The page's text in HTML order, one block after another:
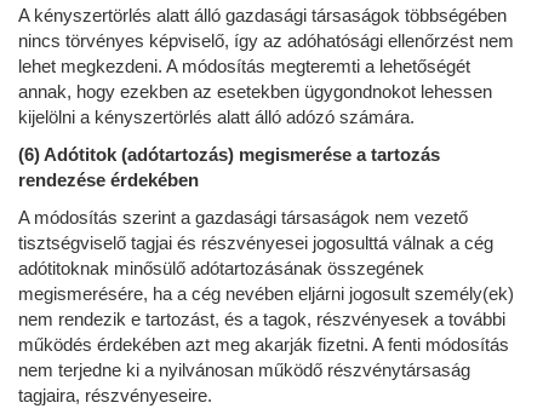
A kényszertörlés alatt álló gazdasági társaságok többségében
nincs törvényes képviselő, így az adóhatósági ellenőrzést nem
lehet megkezdeni. A módosítás megteremti a lehetőségét
annak, hogy ezekben az esetekben ügygondnokot lehessen
kijelölni a kényszertörlés alatt álló adózó számára.
(6) Adótitok (adótartozás) megismerése a tartozás
rendezése érdekében
A módosítás szerint a gazdasági társaságok nem vezető
tisztségviselő tagjai és részvényesei jogosulttá válnak a cég
adótitoknak minősülő adótartozásának összegének
megismerésére, ha a cég nevében eljárni jogosult személy(ek)
nem rendezik e tartozást, és a tagok, részvényesek a további
működés érdekében azt meg akarják fizetni. A fenti módosítás
nem terjedne ki a nyilvánosan működő részvénytársaság
tagjaira, részvényeseire.